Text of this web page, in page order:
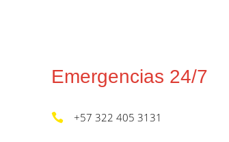
Emergencias 24/7
+57 322 405 3131